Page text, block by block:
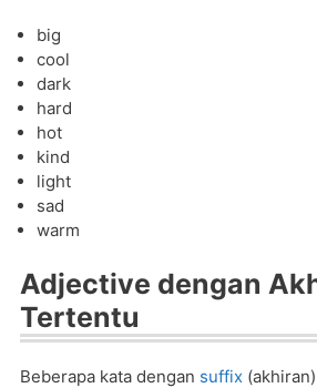
big
cool
dark
hard
hot
kind
light
sad
warm
Adjective dengan
Tertentu
Beberapa kata dengan suffix